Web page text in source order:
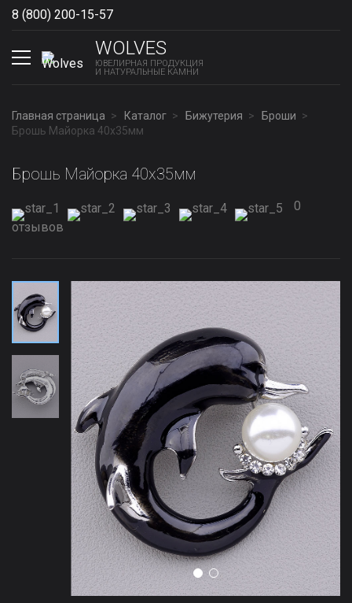
8 (800) 200-15-57
WOLVES
ЮВЕЛИРНАЯ ПРОДУКЦИЯ
И НАТУРАЛЬНЫЕ КАМНИ
Главная страница Каталог Бижутерия
Броши
Брошь Майорка 40x35мм
Брошь Майорка 40x35мм
0
отзывов